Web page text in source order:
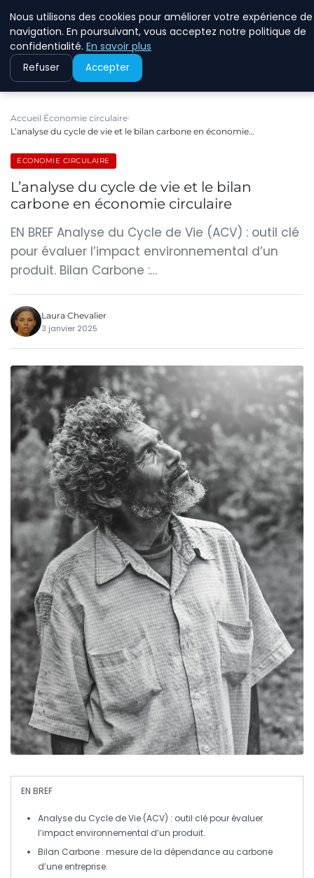
Accueil Économie circulaire
L’analyse du cycle de vie et le bilan carbone en économie…
ÉCONOMIE CIRCULAIRE
L’analyse du cycle de vie et le bilan
carbone en économie circulaire
EN BREF Analyse du Cycle de Vie (ACV) : outil clé
pour évaluer l’impact environnemental d’un
produit. Bilan Carbone :…
Laura Chevalier
3 janvier 2025
EN BREF
Analyse du Cycle de Vie (ACV) : outil clé pour évaluer
l’impact environnemental d’un produit.
Bilan Carbone : mesure de la dépendance au carbone
d’une entreprise.
Nous utilisons des cookies pour améliorer votre expérience de
navigation. En poursuivant, vous acceptez notre politique de
confidentialité. En savoir plus
Refuser Accepter